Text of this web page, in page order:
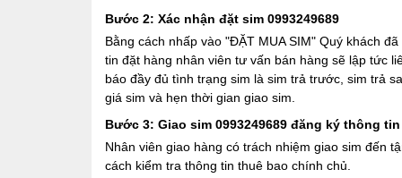
Bước 2: Xác nhận đặt sim 0993249689
Bằng cách nhấp vào "ĐẶT MUA SIM" Quý khách
tin đặt hàng nhân viên tư vấn bán hàng sẽ lập tức
báo đầy đủ tình trạng sim là sim trả trước, sim trả
giá sim và hẹn thời gian giao sim.
Bước 3: Giao sim 0993249689 đăng ký thông
Nhân viên giao hàng có trách nhiệm giao sim đến
cách kiểm tra thông tin thuê bao chính chủ.